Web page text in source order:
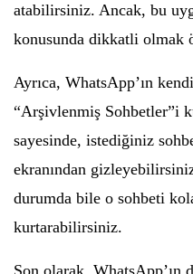
atabilirsiniz. Ancak, bu
konusunda dikkatli olmak
Ayrıca, WhatsApp’ın
“Arşivlenmiş Sohbetler”i
sayesinde, istediğiniz
ekranından
durumda bile o sohbeti
kurtarabilirsiniz.
Son olarak, WhatsApp’ın